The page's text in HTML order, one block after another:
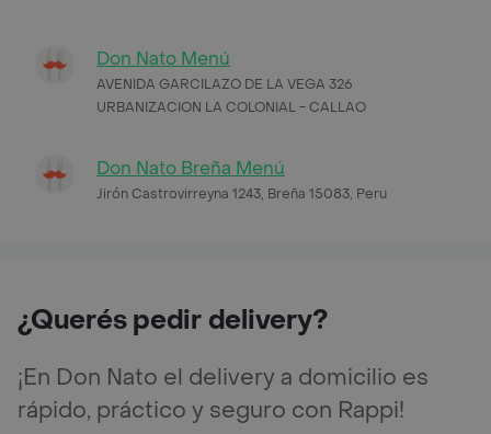
Don Nato Menú
AVENIDA GARCILAZO DE LA VEGA 326
URBANIZACION LA COLONIAL - CALLAO
Don Nato Breña Menú
Jirón Castrovirreyna 1243, Breña 15083, Peru
¿Querés pedir delivery?
¡En Don Nato el delivery a domicilio es
rápido, práctico y seguro con Rappi!